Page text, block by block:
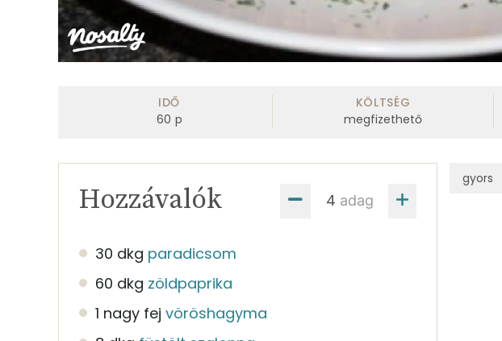
IDŐ
60 p
KÖLTSÉG
megfizethető
adag
Hozzávalók
30 dkg paradicsom
60 dkg zöldpaprika
1 nagy fej vöröshagyma
gyors